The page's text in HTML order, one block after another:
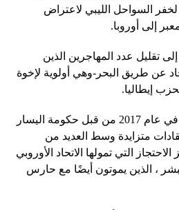
لخفر السواحل الليبي لاعتراض
إلى أوروبا.
تقليل عدد المهاجرين الذين
عن طريق البحر-وهي أولوية لإخوة
إيطاليا.
لكن الاتفاقية ، التي وقعت في عام 2017 من قبل حكومة اليسار
متزايدة وسط العديد من
الاحتجاز التي تمولها الاتحاد الأوروبي
، الذين يموتون أيضًا مع حارس